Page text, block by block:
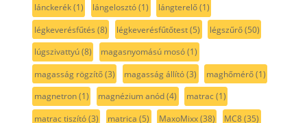
lánckerék(1) lángelosztó(1) lángterelő(1)
légkeverésfűtés (8) légkeverésfűtőtest(5) légszűrő(50)
lúgszivattyú(8) magasnyomású mosó(1)
magasság rögzítő(3) magasság állító(3) maghőmérő(1)
magnetron(1) magnézium anód(4) matrac(1)
matrac tiszító(3) matrica (5) MaxoMixx(38) MC8(35)